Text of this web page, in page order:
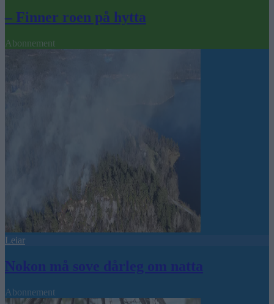
– Finner roen på hytta
Abonnement
Leiar
Nokon må sove dårleg om natta
Abonnement